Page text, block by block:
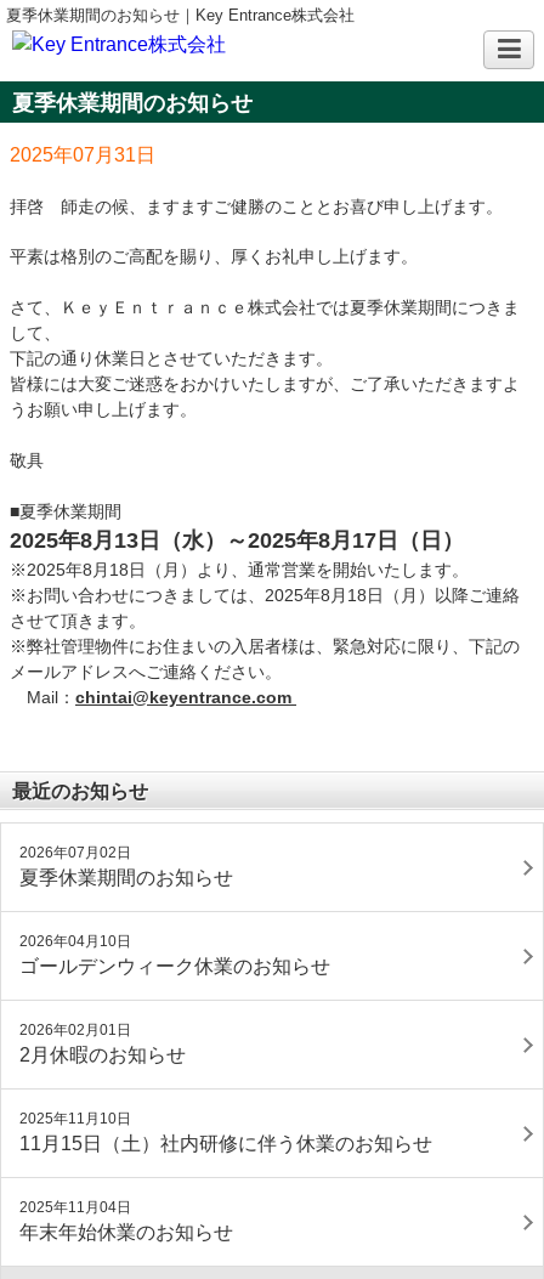
夏季休業期間のお知らせ｜Key Entrance株式会社
夏季休業期間のお知らせ
2025年07月31日
拝啓 師走の候、ますますご健勝のこととお喜び申し上げます。
平素は格別のご高配を賜り、厚くお礼申し上げます。
さて、ＫｅｙＥｎｔｒａｎｃｅ株式会社では夏季休業期間につきま
して、
下記の通り休業日とさせていただきます。
皆様には大変ご迷惑をおかけいたしますが、ご了承いただきますよ
うお願い申し上げます。
敬具
■夏季休業期間
2025年8月13日（水）～2025年8月17日（日）
※2025年8月18日（月）より、通常営業を開始いたします。
※お問い合わせにつきましては、2025年8月18日（月）以降ご連絡
させて頂きます。
※弊社管理物件にお住まいの入居者様は、緊急対応に限り、下記の
メールアドレスへご連絡ください。
Mail： chintai@keyentrance.com
最近のお知らせ
2026年07月02日
夏季休業期間のお知らせ
2026年04月10日
ゴールデンウィーク休業のお知らせ
2026年02月01日
2月休暇のお知らせ
2025年11月10日
11月15日（土）社内研修に伴う休業のお知らせ
2025年11月04日
年末年始休業のお知らせ